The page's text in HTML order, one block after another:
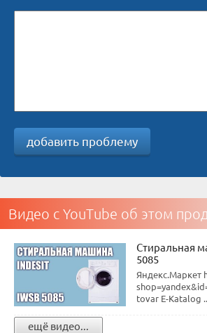
добавить проблему
Видео с YouTube об этом
Стиральная
5085
Яндекс.Маркет
tovar E-Katalog
ещё видео...